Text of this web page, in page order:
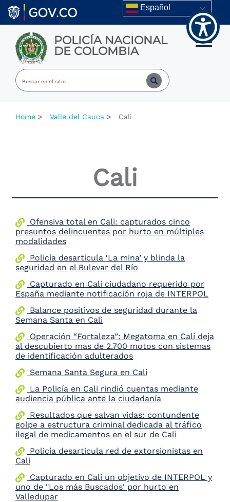
Welcome
All
Accessibility
screen
reader.
shortcut
activates
reader
navigate
interact
content.
Skip to main content Español
POLICÍA NACIONAL
DE COLOMBIA Toggle
Home Valle del Cauca Cali
Cali
Ofensiva total en Cali: capturados cinco
presuntos delincuentes por hurto en múltiples
modalidades
Policía desarticula ‘La mina’ y blinda la
seguridad en el Bulevar del Río
Capturado en Cali ciudadano requerido por
España mediante notificación roja de INTERPOL
Balance positivos de seguridad durante la
Semana Santa en Cali
Operación “Fortaleza”: Megatoma en Cali deja
al descubierto mas de 2.700 motos con sistemas
de identificación adulterados
Semana Santa Segura en Cali
La Policía en Cali rindió cuentas mediante
audiencia pública ante la ciudadanía
Resultados que salvan vidas: contundente
golpe a estructura criminal dedicada al tráfico
ilegal de medicamentos en el sur de Cali
Policía desarticula red de extorsionistas en
Cali
Capturado en Cali un objetivo de INTERPOL y
uno de "Los más Buscados' por hurto en
Valledupar